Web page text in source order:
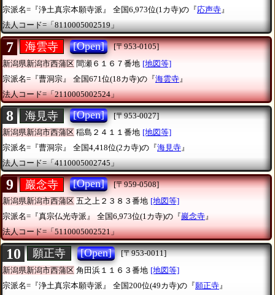
宗派名=『浄土真宗本願寺派』
全国6,973位(1カ寺)の『応声寺』
法人コード=「8110005002519」
7 海雲寺 [Open]
[〒953-0105]
新潟県新潟市西蒲区 間瀬６１６７番地 [地図等]
宗派名=『曹洞宗』
全国671位(18カ寺)の『海雲寺 』
法人コード=「2110005002524」
8 海見寺 [Open]
[〒953-0027]
新潟県新潟市西蒲区 稲島２４１１番地 [地図等]
宗派名=『曹洞宗』
全国4,418位(2カ寺)の『海見寺』
法人コード=「4110005002745」
9 巖念寺 [Open]
[〒959-0508]
新潟県新潟市西蒲区 五之上２３８３番地 [地図等]
宗派名=『真宗仏光寺派』
全国6,973位(1カ寺)の『巖念寺』
法人コード=「5110005002521」
10 願正寺 [Open]
[〒953-0011]
新潟県新潟市西蒲区 角田浜１１６３番地 [地図等]
宗派名=『浄土真宗本願寺派』
全国200位(49カ寺)の『願正寺 』